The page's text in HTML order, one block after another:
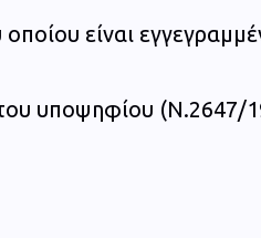
είναι
του υποψηφίου (Ν.2647/